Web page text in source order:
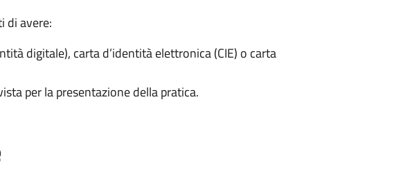
di avere:
digitale), carta d’identità elettronica (CIE) o carta
per la presentazione della pratica.